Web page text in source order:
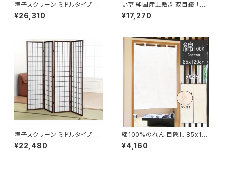
障子スクリーン ミドルタイプ ハ
イタイプ / 家具・インテリア 間
仕切り・パーテション
¥26,310
い草 純国産上敷き 双目織 「天
草(あまくさ)」 / 家具・インテリア
ファブリック・敷物 畳・ござ
¥17,270
障子スクリーン ミドルタイプ ハ
イタイプ / 家具・インテリア 間
仕切り・パーテション
¥22,480
綿100%のれん 目隠し 85x120
cm「天竺」 日本製 チチ付 店舗
施設 向け / 家具・インテリア フ
¥4,160